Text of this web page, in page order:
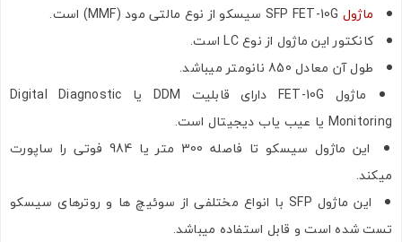
ماژول
کانکتور این ماژول از نوع LC است.
طول آن معادل 850 نانومتر میباشد.
ماژول FET-10G دارای قابلیت DDM یا Digital Diagnostic
Monitoring یا عیب یاب دیجیتال است.
این ماژول سیسکو تا فاصله 300 متر یا 984 فوتی را ساپورت
میکند.
این ماژول SFP با انواع مختلفی از سوئیچ ها و روترهای سیسکو
تست شده است و قابل استفاده میباشد.